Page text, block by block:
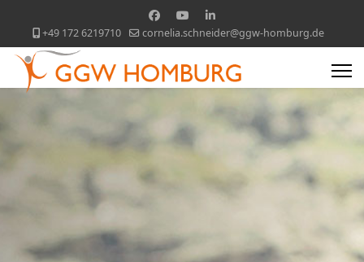
+49 172 6219710 cornelia.schneider@ggw-homburg.de